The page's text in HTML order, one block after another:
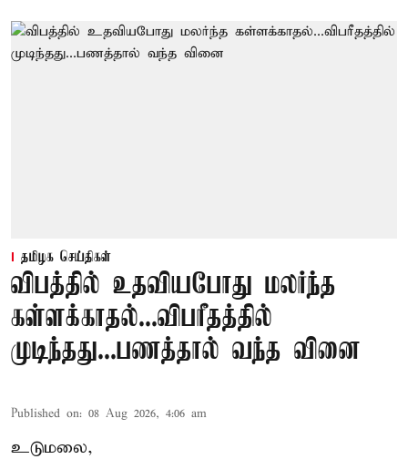
தமிழக செய்திகள்
விபத்தில் உதவியபோது மலர்ந்த
கள்ளக்காதல்...விபரீதத்தில்
முடிந்தது...பணத்தால் வந்த வினை
Published on: 08 Aug 2026, 4:06 am
உடுமலை,